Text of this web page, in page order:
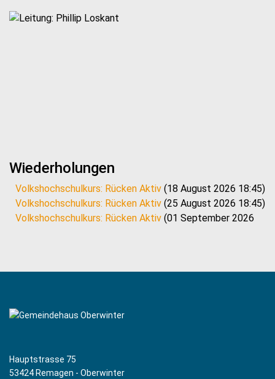
Wiederholungen
Volkshochschulkurs: Rücken Aktiv (18 August 2026 18:45)
Volkshochschulkurs: Rücken Aktiv (25 August 2026 18:45)
Volkshochschulkurs: Rücken Aktiv (01 September 2026
Volkshochschulkurs: Rücken Aktiv
18:45)
Volkshochschulkurs: Rücken Aktiv
Hauptstrasse 75
53424 Remagen - Oberwinter